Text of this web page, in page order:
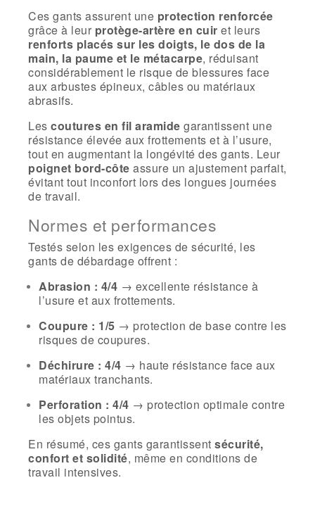
Ces gants assurent une protection renforcée
grâce à leur protège-artère en cuir et leurs
renforts placés sur les doigts, le dos de la
main, la paume et le métacarpe, réduisant
considérablement le risque de blessures face
aux arbustes épineux, câbles ou matériaux
abrasifs.
Les coutures en fil aramide garantissent une
résistance élevée aux frottements et à l’usure,
tout en augmentant la longévité des gants. Leur
poignet bord-côte assure un ajustement parfait,
évitant tout inconfort lors des longues journées
de travail.
Normes et performances
Testés selon les exigences de sécurité, les
gants de débardage offrent :
Abrasion : 4/4 → excellente résistance à
l’usure et aux frottements.
Coupure : 1/5 → protection de base contre les
risques de coupures.
Déchirure : 4/4 → haute résistance face aux
matériaux tranchants.
Perforation : 4/4 → protection optimale contre
les objets pointus.
En résumé, ces gants garantissent sécurité,
confort et solidité, même en conditions de
travail intensives.